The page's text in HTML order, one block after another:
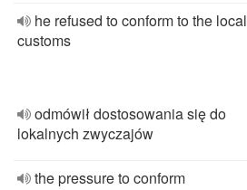
he refused to conform to the local
customs
odmówił dostosowania się do
lokalnych zwyczajów
the pressure to conform